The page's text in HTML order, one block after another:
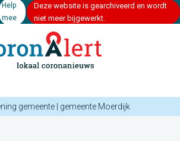
Help
mee
Deze website is gearchiveerd en wordt
niet meer bijgewerkt.
gemeente | gemeente Moerdijk